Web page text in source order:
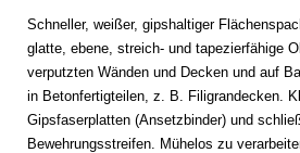
Schneller, weißer, gipshaltiger
glatte, ebene, streich- und tapezierfähige
verputzten Wänden und Decken und auf
in Betonfertigteilen, z. B. Filigrandecken.
Gipsfaserplatten (Ansetzbinder) und
Bewehrungsstreifen. Mühelos zu